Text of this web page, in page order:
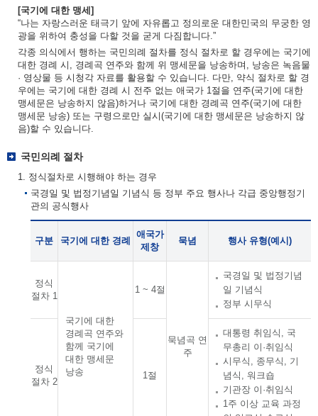
[국기에 대한 맹세]
“나는 자랑스러운 태극기 앞에 자유롭고 정의로운 대한민국의 무궁한 영
광을 위하여 충성을 다할 것을 굳게 다짐합니다.”
각종 의식에서 행하는 국민의례 절차를 정식 절차로 할 경우에는 국기에
대한 경례 시, 경례곡 연주와 함께 위 맹세문을 낭송하며, 낭송은 녹음물
· 영상물 등 시청각 자료를 활용할 수 있습니다. 다만, 약식 절차로 할 경
우에는 국기에 대한 경례 시 전주 없는 애국가 1절을 연주(국기에 대한
맹세문은 낭송하지 않음)하거나 국기에 대한 경례곡 연주(국기에 대한
맹세문 낭송) 또는 구령으로만 실시(국기에 대한 맹세문은 낭송하지 않
음)할 수 있습니다.
국민의례 절차
1. 정식절차로 시행해야 하는 경우
국경일 및 법정기념일 기념식 등 정부 주요 행사나 각급 중앙행정기
관의 공식행사
구분 국기에 대한 경례
애국가
제창
묵념 행사 유형(예시)
정식
절차 1
국기에 대한
경례곡 연주와
함께 국기에
대한 맹세문
낭송
1 ~ 4절
묵념곡 연
주
국경일 및 법정기념
일 기념식
정부 시무식
정식
절차 2
1절
대통령 취임식, 국
무총리 이·취임식
시무식, 종무식, 기
념식, 워크숍
기관장 이·취임식
1주 이상 교육 과정